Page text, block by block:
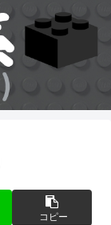
コピー